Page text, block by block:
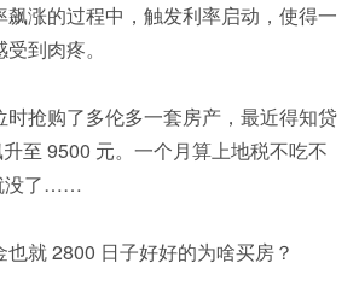
飙涨的过程中，触发利率启动，使得一
到肉疼。
抢购了多伦多一套房产，最近得知贷
至 9500 元。一个月算上地税不吃不
没了……
就 2800 日子好好的为啥买房？